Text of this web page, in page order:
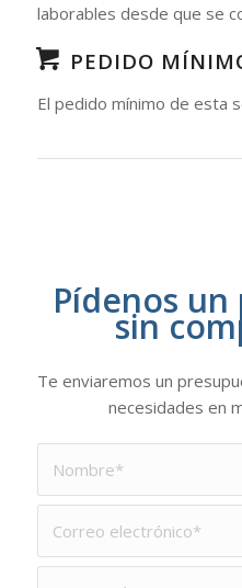
laborables desde que se
PEDIDO
El pedido mínimo de esta
Pídenos
sin
Te enviaremos un
necesidades en